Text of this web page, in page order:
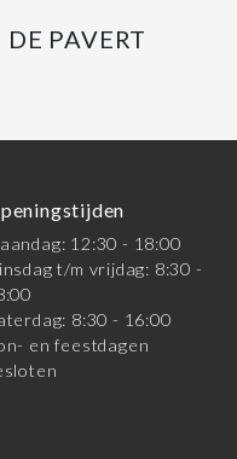
PAVERT
12:30 - 18:00
t/m vrijdag: 8:30 -
8:30 - 16:00
en feestdagen